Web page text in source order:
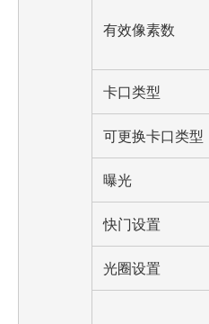
有效像素数
卡口类型
可更换卡口类型
曝光
快门设置
光圈设置